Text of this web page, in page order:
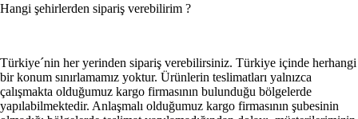
Hangi şehirlerden sipariş verebilirim ?
Türkiye´nin her yerinden sipariş verebilirsiniz. Türkiye içinde herhangi
bir konum sınırlamamız yoktur. Ürünlerin teslimatları yalnızca
çalışmakta olduğumuz kargo firmasının bulunduğu bölgelerde
yapılabilmektedir. Anlaşmalı olduğumuz kargo firmasının şubesinin